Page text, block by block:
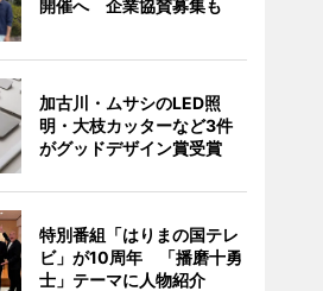
開催へ 企業協賛募集も
加古川・ムサシのLED照
明・大枝カッターなど3件
がグッドデザイン賞受賞
特別番組「はりまの国テレ
ビ」が10周年 「播磨十勇
士」テーマに人物紹介